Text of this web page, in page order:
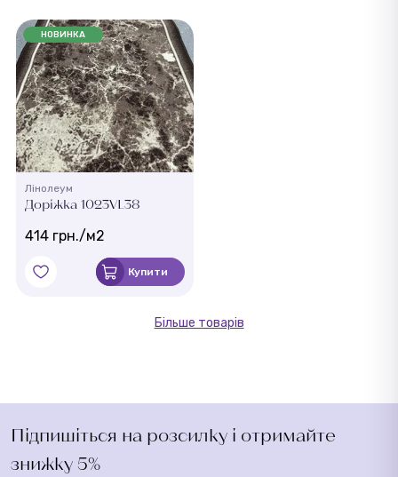
НОВИНКА
Лінолеум
Доріжка 1023VL38
414 грн./м2
Купити
Більше товарів
Підпишіться на розсилку і отримайте
знижку 5%